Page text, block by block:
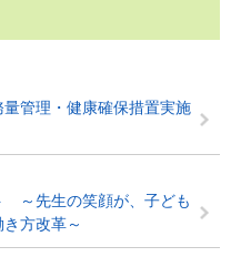
管理・健康確保措置実施
～先生の笑顔が、子ども
方改革～